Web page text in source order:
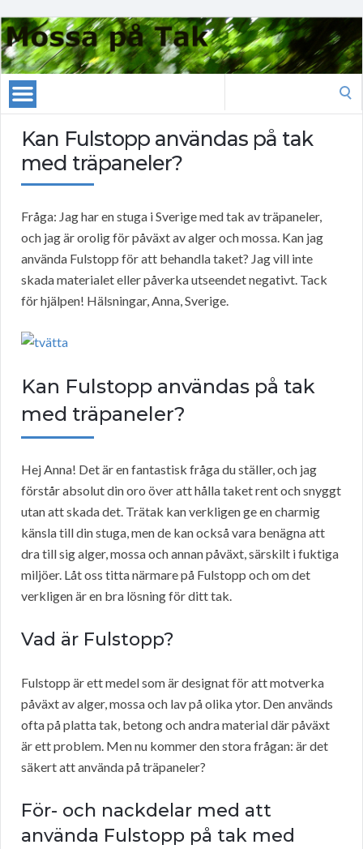
Kan Fulstopp användas på tak
med träpaneler?
Fråga: Jag har en stuga i Sverige med tak av träpaneler,
och jag är orolig för påväxt av alger och mossa. Kan jag
använda Fulstopp för att behandla taket? Jag vill inte
skada materialet eller påverka utseendet negativt. Tack
för hjälpen! Hälsningar, Anna, Sverige.
Kan Fulstopp användas på tak
med träpaneler?
Hej Anna! Det är en fantastisk fråga du ställer, och jag
förstår absolut din oro över att hålla taket rent och snyggt
utan att skada det. Trätak kan verkligen ge en charmig
känsla till din stuga, men de kan också vara benägna att
dra till sig alger, mossa och annan påväxt, särskilt i fuktiga
miljöer. Låt oss titta närmare på Fulstopp och om det
verkligen är en bra lösning för ditt tak.
Vad är Fulstopp?
Fulstopp är ett medel som är designat för att motverka
påväxt av alger, mossa och lav på olika ytor. Den används
ofta på platta tak, betong och andra material där påväxt
är ett problem. Men nu kommer den stora frågan: är det
säkert att använda på träpaneler?
För- och nackdelar med att
använda Fulstopp på tak med